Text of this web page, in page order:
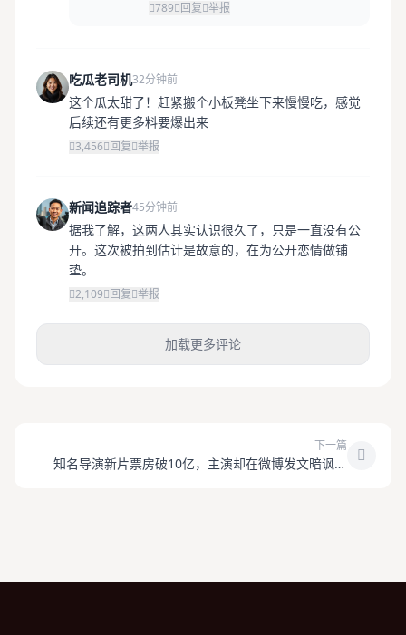
789 回复 举报
吃瓜老司机32分钟前
这个瓜太甜了！赶紧搬个小板凳坐下来慢慢吃，感觉
后续还有更多料要爆出来
3,456 回复 举报
新闻追踪者45分钟前
据我了解，这两人其实认识很久了，只是一直没有公
开。这次被拍到估计是故意的，在为公开恋情做铺
垫。
2,109 回复 举报
加载更多评论
下一篇
知名导演新片票房破10亿，主演却在微博发文暗讽片